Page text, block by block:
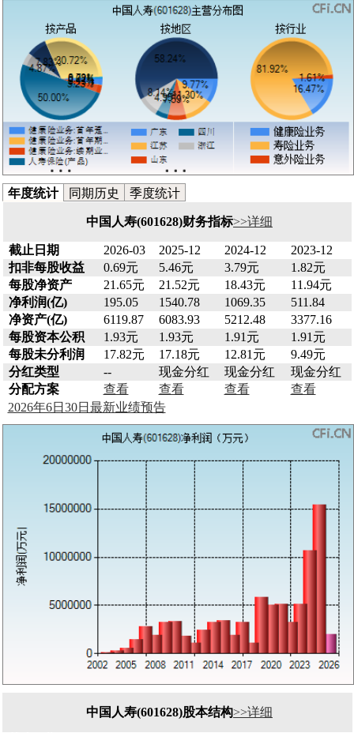
年度统计 同期历史 季度统计
中国人寿(601628)财务指标>>详细
截止日期 2026-03 2025-12 2024-12
2023-12
扣非每股收益
0.69元 5.46元 3.79元
1.82元
每股净资产
21.65元 21.52元 18.43元
11.94元
净利润(亿)
195.05 1540.78 1069.35
511.84
净资产(亿)
6119.87 6083.93 5212.48
3377.16
每股资本公积
1.93元 1.93元 1.91元
1.91元
每股未分利润
17.82元 17.18元 12.81元
9.49元
分红类型
-- 现金分红 现金分红
现金分红
分配方案
查看 查看 查看
查看
2026年6日30日最新业绩预告
中国人寿(601628)股本结构>>详细